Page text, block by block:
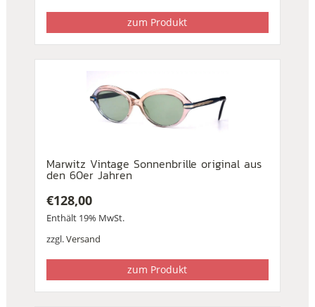
zum Produkt
Marwitz Vintage Sonnenbrille original aus
den 60er Jahren
€128,00
Enthält 19% MwSt.
zzgl.Versand
zum Produkt